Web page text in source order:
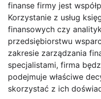
finanse firmy jest
Korzystanie z usług
finansowych czy
przedsiębiorstwu
zakresie zarządzania
specjalistami, firma
podejmuje właściwe
skorzystać z ich